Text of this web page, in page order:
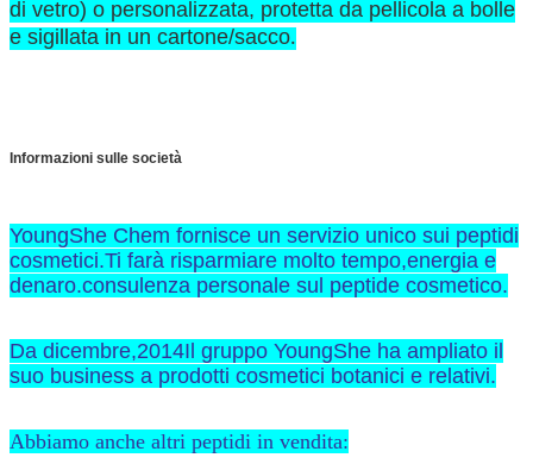
di vetro) o personalizzata, protetta da pellicola a bolle
e sigillata in un cartone/sacco.
Informazioni sulle società
YoungShe Chem fornisce un servizio unico sui peptidi
cosmetici.Ti farà risparmiare molto tempo,energia e
denaro.consulenza personale sul peptide cosmetico.
Da dicembre,2014Il gruppo YoungShe ha ampliato il
suo business a prodotti cosmetici botanici e relativi.
Abbiamo anche altri peptidi in vendita: